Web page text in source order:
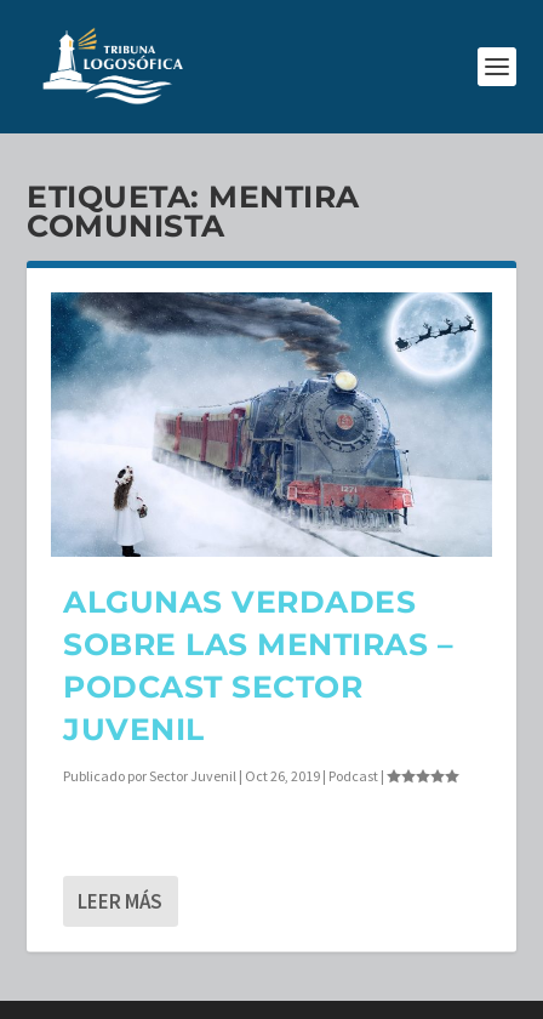
ETIQUETA: MENTIRA
COMUNISTA
ALGUNAS VERDADES
SOBRE LAS MENTIRAS –
PODCAST SECTOR
JUVENIL
Publicado por Sector Juvenil | Oct 26, 2019 | Podcast |
LEER MÁS